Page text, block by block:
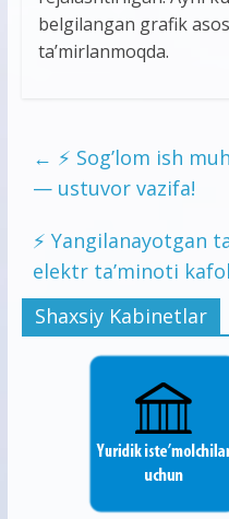
belgilangan grafik
ta’mirlanmoqda.
← ⚡️ Sog’lom ish
— ustuvor vazifa!
⚡️ Yangilanayotgan
elektr ta’minoti
Shaxsiy Kabinetlar